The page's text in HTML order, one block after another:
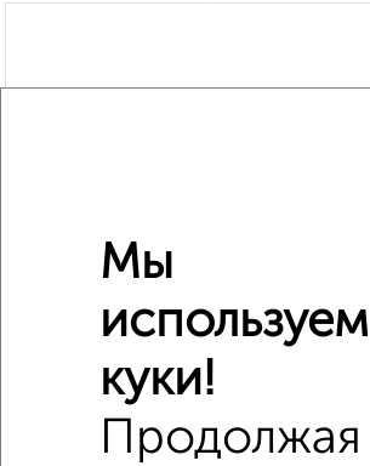
Мы
используем
куки!
Продолжая